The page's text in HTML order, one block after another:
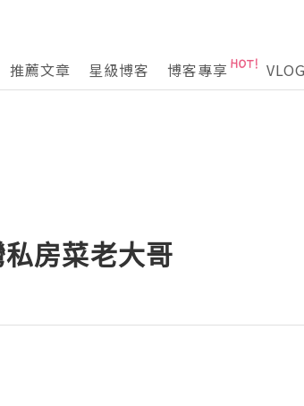
推薦文章 星級博客 博客專享 VLOG
房菜老大哥